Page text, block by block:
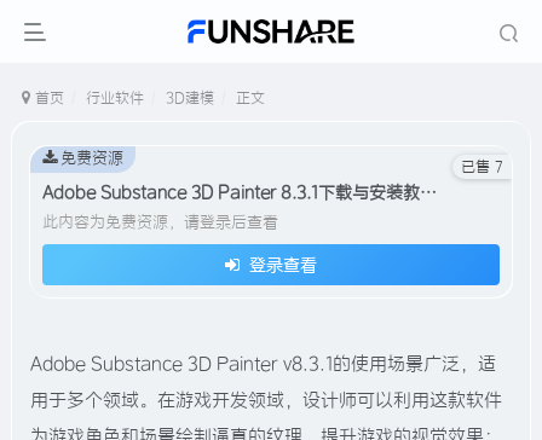
首页 行业软件 3D建模 正文
Adobe Substance 3D Painter 8.3.1下载与安装教程#A386
此内容为免费资源，请登录后查看
登录查看
免费资源 已售 7
Adobe Substance 3D Painter v8.3.1的使用场景广泛，适
用于多个领域。在游戏开发领域，设计师可以利用这款软件